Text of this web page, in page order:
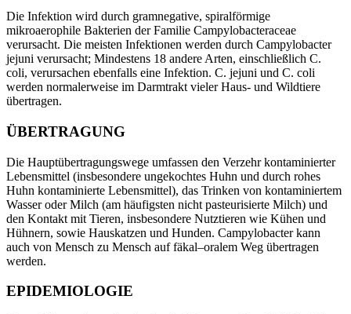
Die Infektion wird durch gramnegative, spiralförmige
mikroaerophile Bakterien der Familie Campylobacteraceae
verursacht. Die meisten Infektionen werden durch Campylobacter
jejuni verursacht; Mindestens 18 andere Arten, einschließlich C.
coli, verursachen ebenfalls eine Infektion. C. jejuni und C. coli
werden normalerweise im Darmtrakt vieler Haus- und Wildtiere
übertragen.
ÜBERTRAGUNG
Die Hauptübertragungswege umfassen den Verzehr kontaminierter
Lebensmittel (insbesondere ungekochtes Huhn und durch rohes
Huhn kontaminierte Lebensmittel), das Trinken von kontaminiertem
Wasser oder Milch (am häufigsten nicht pasteurisierte Milch) und
den Kontakt mit Tieren, insbesondere Nutztieren wie Kühen und
Hühnern, sowie Hauskatzen und Hunden. Campylobacter kann
auch von Mensch zu Mensch auf fäkal–oralem Weg übertragen
werden.
EPIDEMIOLOGIE